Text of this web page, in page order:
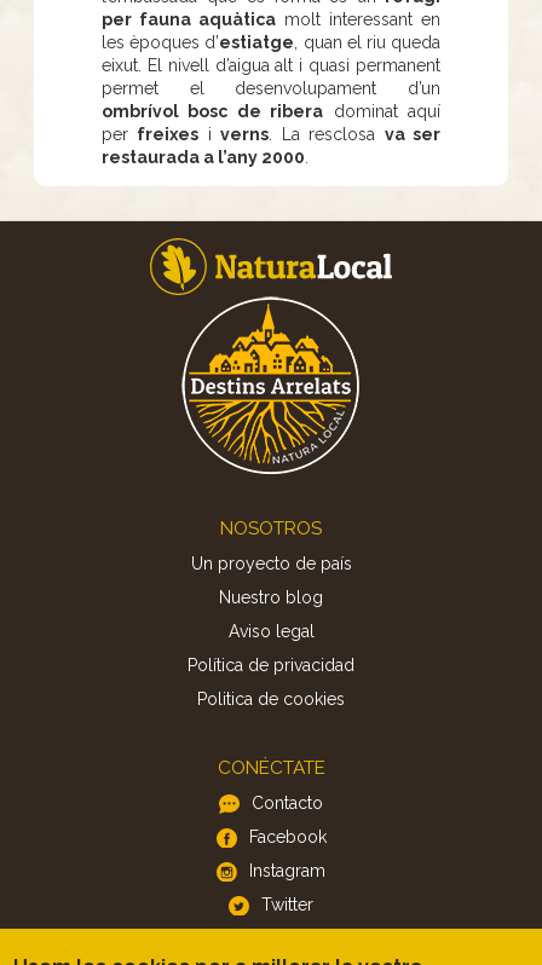
per fauna aquàtica molt interessant en
les èpoques d’estiatge , quan el riu queda
eixut. El nivell d’aigua alt i quasi permanent
permet el desenvolupament d’un
ombrívol bosc de ribera dominat aquí
per freixes iverns . La resclosa va ser
restaurada a l’any 2000
NOSOTROS
Un proyecto de país
Nuestro blog
Aviso legal
Política de privacidad
Politica de cookies
CONÉCTATE
Contacto
Facebook
Instagram
Twitter